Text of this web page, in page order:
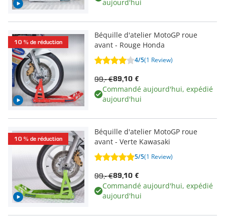
aujourd'hui
10 % de réduction
Béquille d'atelier MotoGP roue
avant - Rouge Honda
4/5(1 Review)
89,10 €
99,- €
Commandé aujourd'hui, expédié
aujourd'hui
10 % de réduction
Béquille d'atelier MotoGP roue
avant - Verte Kawasaki
5/5(1 Review)
89,10 €
99,- €
Commandé aujourd'hui, expédié
aujourd'hui